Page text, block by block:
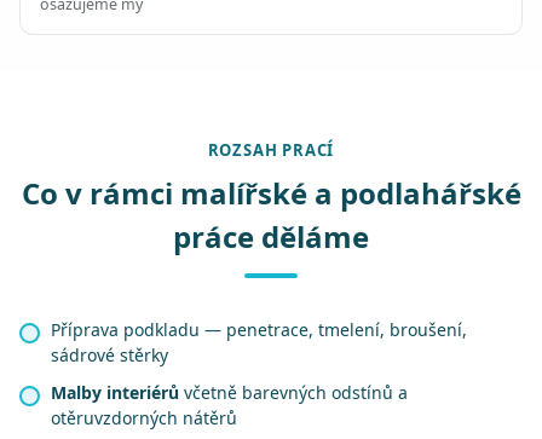
osazujeme my
ROZSAH PRACÍ
Co v rámci malířské a podlahářské
práce děláme
Příprava podkladu — penetrace, tmelení, broušení,
sádrové stěrky
Malby interiérů včetně barevných odstínů a
otěruvzdorných nátěrů